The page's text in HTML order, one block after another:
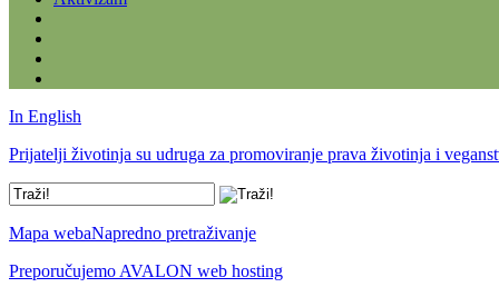
In English
Prijatelji životinja su udruga za promoviranje prava životinja i
Mapa webaNapredno pretraživanje
Preporučujemo AVALON web hosting